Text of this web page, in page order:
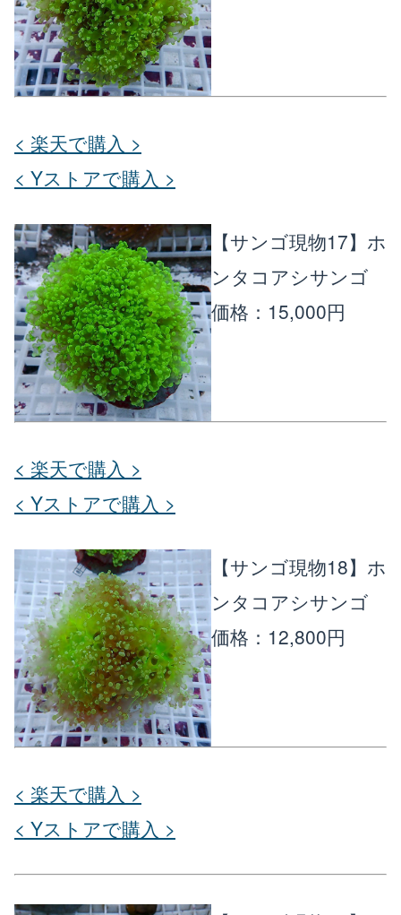
< 楽天で購入 >
< Yストアで購入 >
【サンゴ現物17】ホ
ンタコアシサンゴ
価格：15,000円
< 楽天で購入 >
< Yストアで購入 >
【サンゴ現物18】ホ
ンタコアシサンゴ
価格：12,800円
< 楽天で購入 >
< Yストアで購入 >